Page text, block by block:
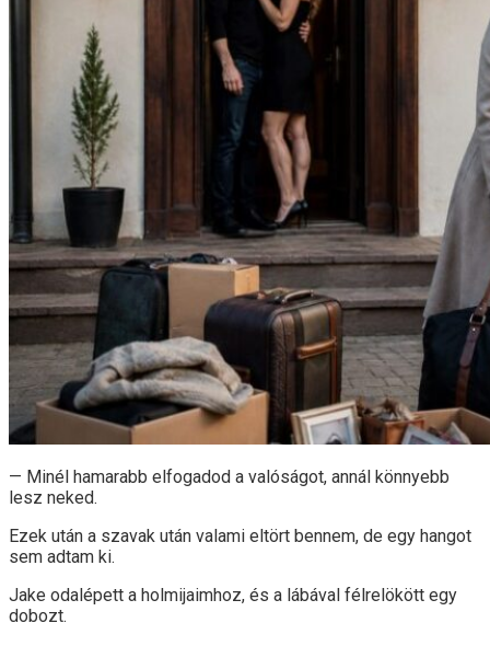
— Minél hamarabb elfogadod a valóságot, annál könnyebb
lesz neked.
Ezek után a szavak után valami eltört bennem, de egy hangot
sem adtam ki.
Jake odalépett a holmijaimhoz, és a lábával félrelökött egy
dobozt.